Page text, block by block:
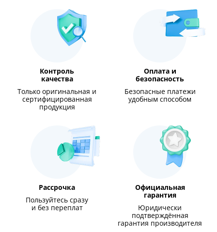
Контроль
качества
Только оригинальная и
сертифицированная
продукция
Оплата и
безопасность
Безопасные платежи
удобным способом
Рассрочка
Пользуйтесь сразу
и без переплат
Официальная
гарантия
Юридически
подтверждённая
гарантия производителя